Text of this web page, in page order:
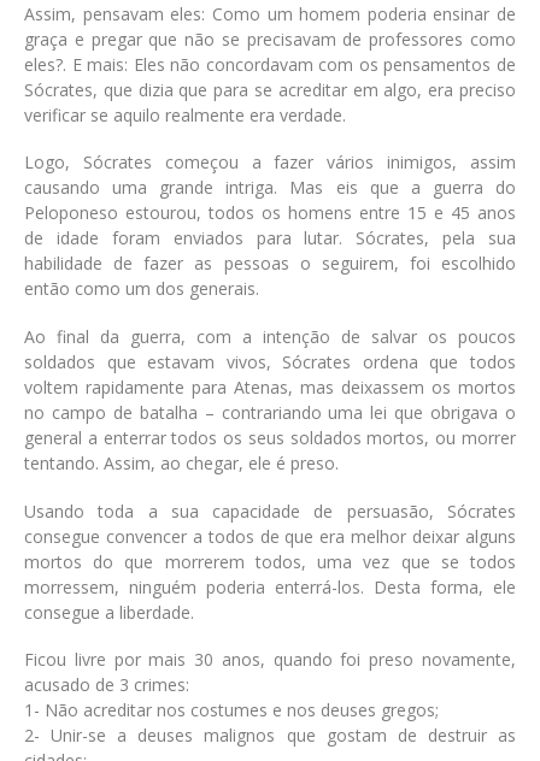
Assim, pensavam eles: Como um homem poderia ensinar de
graça e pregar que não se precisavam de professores como
eles?. E mais: Eles não concordavam com os pensamentos de
Sócrates, que dizia que para se acreditar em algo, era preciso
verificar se aquilo realmente era verdade.
Logo, Sócrates começou a fazer vários inimigos, assim
causando uma grande intriga. Mas eis que a guerra do
Peloponeso estourou, todos os homens entre 15 e 45 anos
de idade foram enviados para lutar. Sócrates, pela sua
habilidade de fazer as pessoas o seguirem, foi escolhido
então como um dos generais.
Ao final da guerra, com a intenção de salvar os poucos
soldados que estavam vivos, Sócrates ordena que todos
voltem rapidamente para Atenas, mas deixassem os mortos
no campo de batalha – contrariando uma lei que obrigava o
general a enterrar todos os seus soldados mortos, ou morrer
tentando. Assim, ao chegar, ele é preso.
Usando toda a sua capacidade de persuasão, Sócrates
consegue convencer a todos de que era melhor deixar alguns
mortos do que morrerem todos, uma vez que se todos
morressem, ninguém poderia enterrá-los. Desta forma, ele
consegue a liberdade.
Ficou livre por mais 30 anos, quando foi preso novamente,
acusado de 3 crimes:
1- Não acreditar nos costumes e nos deuses gregos;
2- Unir-se a deuses malignos que gostam de destruir as